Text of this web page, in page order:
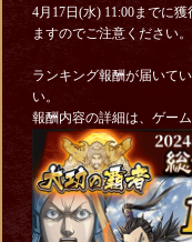
4月17日(水) 11:00までに
ますのでご注意ください。
ランキング報酬が届いて
い。
報酬内容の詳細は、ゲー